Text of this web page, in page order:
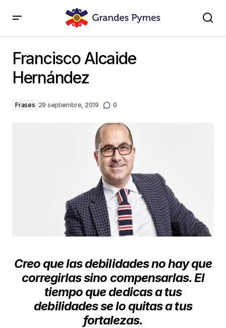
Francisco Alcaide
Hernández
Frases 29 septiembre, 2019 0
Creo que las debilidades no hay que
corregirlas sino compensarlas. El
tiempo que dedicas a tus
debilidades se lo quitas a tus
fortalezas.